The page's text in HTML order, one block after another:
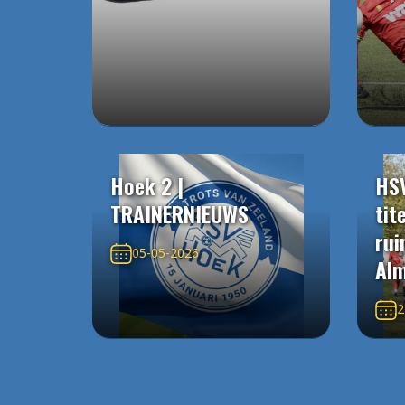
Hoek 2 |
TRAINERNIEUWS
05-05-2026